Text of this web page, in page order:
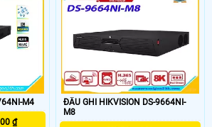
M4
₫
ĐẦU GHI HIKVISION DS-9664NI-
M8